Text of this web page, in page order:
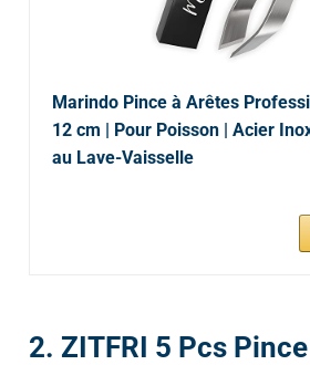
Marindo Pince à Arêtes
12 cm | Pour Poisson | Acier
au Lave-Vaisselle
2. ZITFRI 5 Pcs